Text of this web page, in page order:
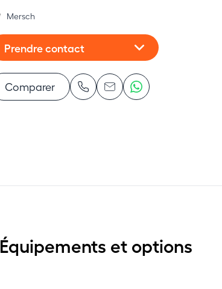
Mersch
Prendre contact
Comparer
Équipements et options